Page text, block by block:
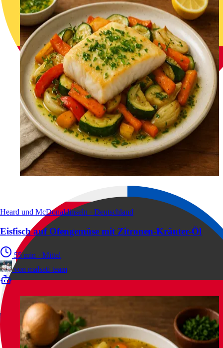
Heard und McDonaldinseln · Deutschland
Eisfisch auf Ofengemüse mit Zitronen-Kräuter-Öl
55 min · Mittel
von malsati-team